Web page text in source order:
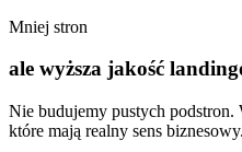
Mniej stron
ale wyższa jakość
Nie budujemy pustych
które mają realny sens biznesowy.